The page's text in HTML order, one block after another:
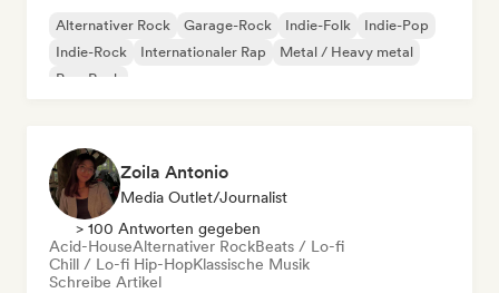
Alternativer Rock Garage-Rock Indie-Folk
Indie-Pop
Indie-Rock
Internationaler Rap
Metal / Heavy metal
Pop-Rock
Zoila Antonio
Media Outlet/Journalist
> 100 Antworten gegeben
Acid-HouseAlternativer RockBeats / Lo-fi
Chill / Lo-fi Hip-HopKlassische Musik
Schreibe Artikel